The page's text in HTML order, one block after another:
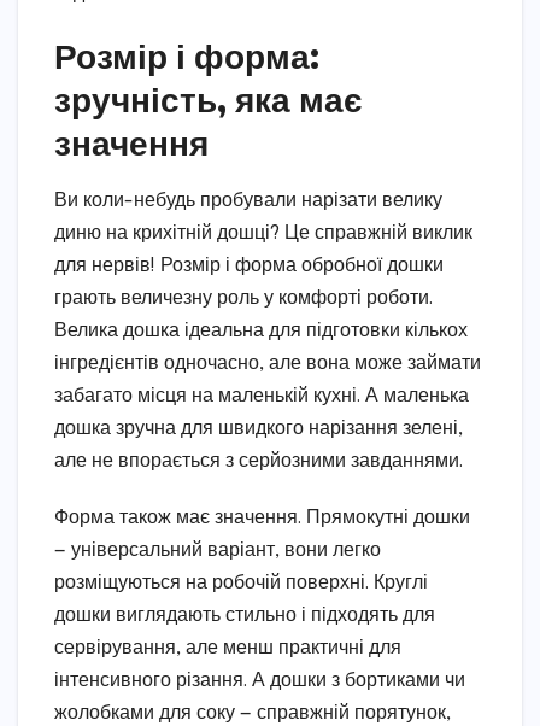
Розмір і форма:
зручність, яка має
значення
Ви коли-небудь пробували нарізати велику
диню на крихітній дошці? Це справжній виклик
для нервів! Розмір і форма обробної дошки
грають величезну роль у комфорті роботи.
Велика дошка ідеальна для підготовки кількох
інгредієнтів одночасно, але вона може займати
забагато місця на маленькій кухні. А маленька
дошка зручна для швидкого нарізання зелені,
але не впорається з серйозними завданнями.
Форма також має значення. Прямокутні дошки
— універсальний варіант, вони легко
розміщуються на робочій поверхні. Круглі
дошки виглядають стильно і підходять для
сервірування, але менш практичні для
інтенсивного різання. А дошки з бортиками чи
жолобками для соку — справжній порятунок,